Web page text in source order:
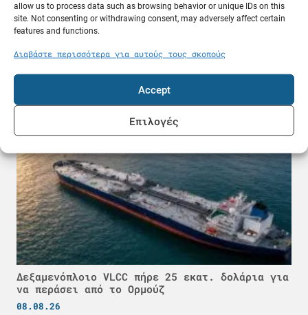
allow us to process data such as browsing behavior or unique IDs on this
site. Not consenting or withdrawing consent, may adversely affect certain
features and functions.
Διαβάστε περισσότερα για αυτούς τους σκοπούς
Accept
Επιλογές
Τι γίνεται σε περίπτωση σεισμού στη θάλασσα
ερωτήσεις και απαντήσεις
09.08.26
Κόσμος
Δεξαμενόπλοιο VLCC πήρε 25 εκατ. δολάρια για
να περάσει από το Ορμούζ
08.08.26